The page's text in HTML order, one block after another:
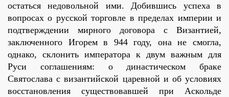
остаться недовольной ими. Добившись успеха в
вопросах о русской торговле в пределах империи и
подтверждении мирного договора с Византией,
заключенного Игорем в 944 году, она не смогла,
однако, склонить императора к двум важным для
Руси соглашениям: о династическом браке
Святослава с византийской царевной и об условиях
восстановления существовавшей при Аскольде